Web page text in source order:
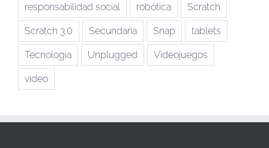
responsabilidad social robótica Scratch
Scratch 3.0 Secundaria Snap tablets
Tecnologia Unplugged Videojuegos
vídeo